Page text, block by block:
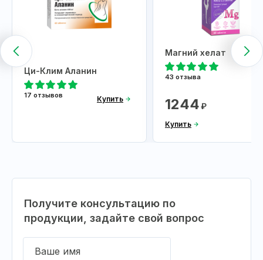
Ци-Клим Аланин
17 отзывов Купить
Магний хелат
43 отзыва
1244₽
Купить
Получите консультацию по
продукции, задайте свой вопрос
Ваше имя